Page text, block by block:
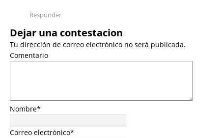
Responder
Dejar una contestacion
Tu dirección de correo electrónico no será publicada.
Comentario
Nombre*
Correo electrónico*